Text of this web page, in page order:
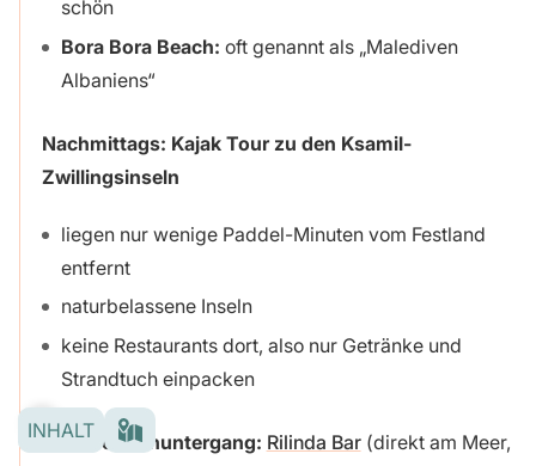
schön
Bora Bora Beach: oft genannt als „Malediven
Albaniens“
Nachmittags: Kajak Tour zu den Ksamil-
Zwillingsinseln
liegen nur wenige Paddel-Minuten vom Festland
entfernt
naturbelassene Inseln
keine Restaurants dort, also nur Getränke und
Strandtuch einpacken
Zum Sonnenuntergang: Rilinda Bar(direkt am Meer,
INHALT